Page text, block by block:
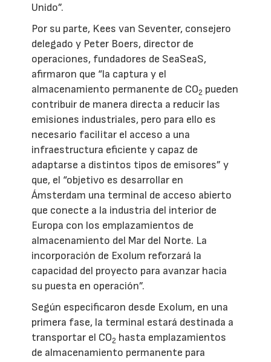
Unido”.
Por su parte, Kees van Seventer, consejero
delegado y Peter Boers, director de
operaciones, fundadores de SeaSeaS,
afirmaron que “la captura y el
almacenamiento permanente de CO2 pueden
contribuir de manera directa a reducir las
emisiones industriales, pero para ello es
necesario facilitar el acceso a una
infraestructura eficiente y capaz de
adaptarse a distintos tipos de emisores” y
que, el “objetivo es desarrollar en
Ámsterdam una terminal de acceso abierto
que conecte a la industria del interior de
Europa con los emplazamientos de
almacenamiento del Mar del Norte. La
incorporación de Exolum reforzará la
capacidad del proyecto para avanzar hacia
su puesta en operación”.
Según especificaron desde Exolum, en una
primera fase, la terminal estará destinada a
transportar el CO2 hasta emplazamientos
de almacenamiento permanente para